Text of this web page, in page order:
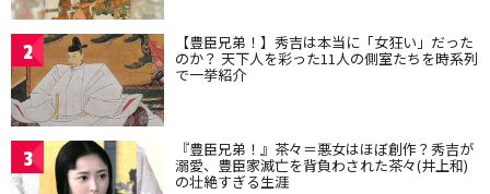
2 【豊臣兄弟！】秀吉は本当に「女狂い」だった
のか？ 天下人を彩った11人の側室たちを時系列
で一挙紹介
3 『豊臣兄弟！』茶々＝悪女はほぼ創作？秀吉が
溺愛、豊臣家滅亡を背負わされた茶々(井上和)
の壮絶すぎる生涯